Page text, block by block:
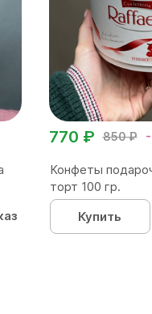
850 ₽
770 ₽
Конфеты
торт 100 гр.
Купить